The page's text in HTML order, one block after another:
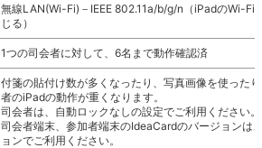
無線LAN(Wi-Fi)－IEEE 802.11a/b/g/n（iPadのWi-Fi
じる）
1つの司会者に対して、6名まで動作確認済
付箋の貼付け数が多くなったり、写真画像を使った
者のiPadの動作が重くなります。
司会者は、自動ロックなしの設定でご利用ください。
司会者端末、参加者端末のIdeaCardのバージョンは
ョンでご利用ください。